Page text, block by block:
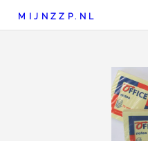
MIJNZZP.NL